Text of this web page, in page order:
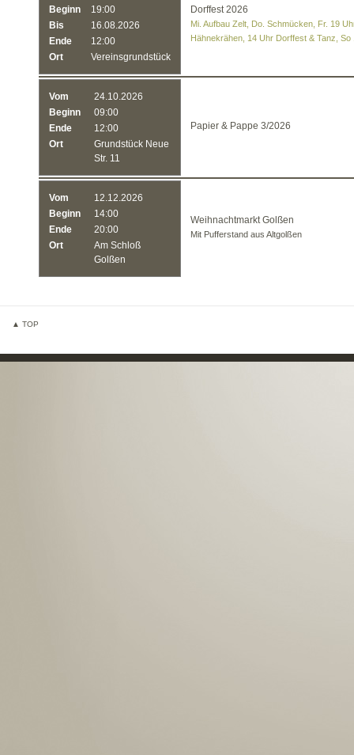
Beginn
19:00
Bis
16.08.2026
Ende
12:00
Ort
Vereinsgrundstück
Dorffest 2026
Mi. Aufbau Zelt, Do. Schmücken, Fr. 19
Hähnekrähen, 14 Uhr Dorffest & Tanz,
Vom
24.10.2026
Beginn
09:00
Ende
12:00
Ort
Grundstück Neue
Str. 11
Papier & Pappe 3/2026
Vom
12.12.2026
Beginn
14:00
Ende
20:00
Ort
Am Schloß
Golßen
Weihnachtmarkt Golßen
Mit Pufferstand aus Altgolßen
▲ TOP